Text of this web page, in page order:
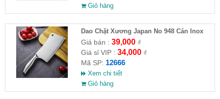
Giỏ hàng
Dao Chặt Xương Japan No 948 Cán Inox
Giá bán : 39,000₫
Giá sỉ VIP : 34,000₫
Mã SP: 12666
Xem chi tiết
Giỏ hàng